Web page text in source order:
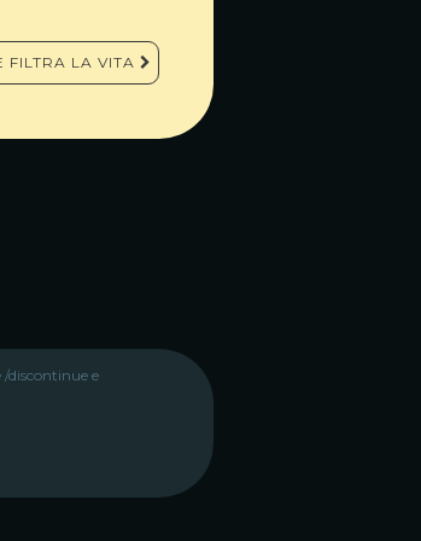
FILTRA LA VITA
discontinue e